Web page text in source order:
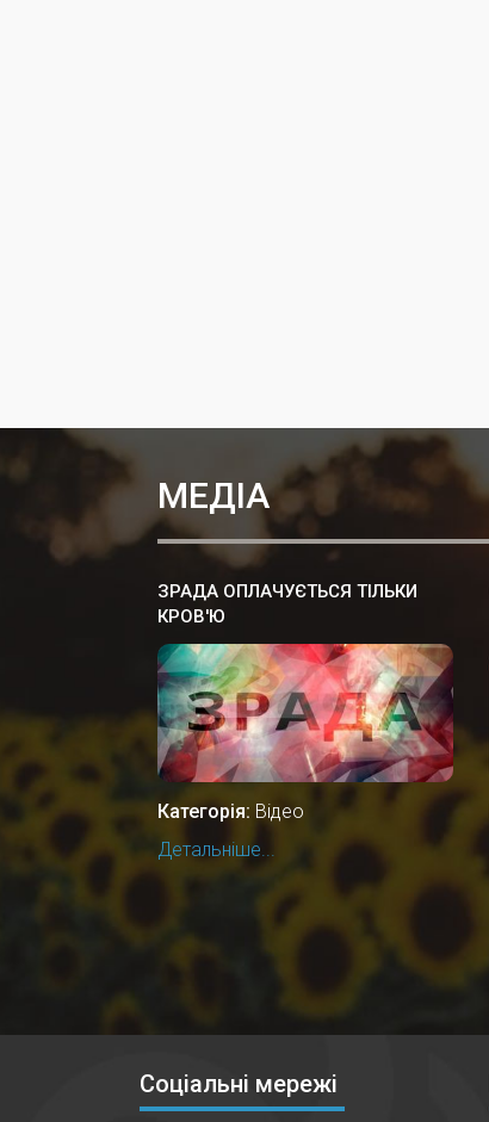
МЕДІА
ЗРАДА ОПЛАЧУЄТЬСЯ ТІЛЬКИ
КРОВ'Ю
Категорія: Відео
Детальніше...
Соціальні мережі